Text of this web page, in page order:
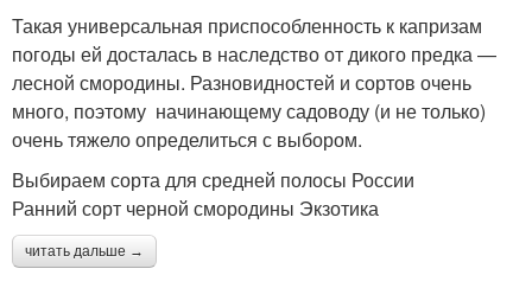
Такая универсальная приспособленность к капризам
погоды ей досталась в наследство от дикого предка —
лесной смородины. Разновидностей и сортов очень
много, поэтому начинающему садоводу (и не только)
очень тяжело определиться с выбором.
Выбираем сорта для средней полосы России
Ранний сорт черной смородины Экзотика
читать дальше →